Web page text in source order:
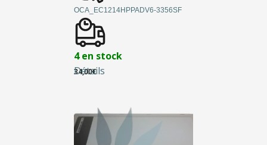
Détails
OCA_EC1214HPPADV6-3356SF
4 en stock
34,00€